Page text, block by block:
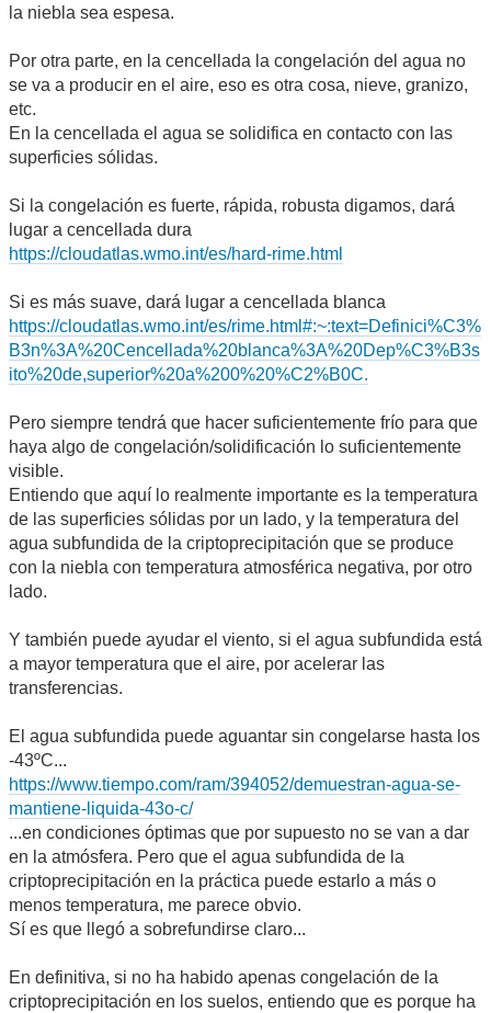
la niebla sea espesa.
Por otra parte, en la cencellada la congelación del agua no
se va a producir en el aire, eso es otra cosa, nieve, granizo,
etc.
En la cencellada el agua se solidifica en contacto con las
superficies sólidas.
Si la congelación es fuerte, rápida, robusta digamos, dará
lugar a cencellada dura
https://cloudatlas.wmo.int/es/hard-rime.html
Si es más suave, dará lugar a cencellada blanca
https://cloudatlas.wmo.int/es/rime.html#:~:text=Definici%C3%
B3n%3A%20Cencellada%20blanca%3A%20Dep%C3%B3s
ito%20de,superior%20a%200%20%C2%B0C.
Pero siempre tendrá que hacer suficientemente frío para que
haya algo de congelación/solidificación lo suficientemente
visible.
Entiendo que aquí lo realmente importante es la temperatura
de las superficies sólidas por un lado, y la temperatura del
agua subfundida de la criptoprecipitación que se produce
con la niebla con temperatura atmosférica negativa, por otro
lado.
Y también puede ayudar el viento, si el agua subfundida está
a mayor temperatura que el aire, por acelerar las
transferencias.
El agua subfundida puede aguantar sin congelarse hasta los
-43ºC...
https://www.tiempo.com/ram/394052/demuestran-agua-se-
mantiene-liquida-43o-c/
...en condiciones óptimas que por supuesto no se van a dar
en la atmósfera. Pero que el agua subfundida de la
criptoprecipitación en la práctica puede estarlo a más o
menos temperatura, me parece obvio.
Sí es que llegó a sobrefundirse claro...
En definitiva, si no ha habido apenas congelación de la
criptoprecipitación en los suelos, entiendo que es porque ha